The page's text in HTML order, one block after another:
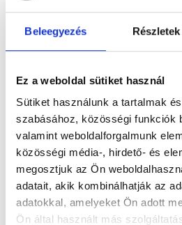
Beleegyezés Részletek
Ez a weboldal sütiket használ
Sütiket használunk a tartalmak
szabásához, közösségi funkciók
valamint weboldalforgalmunk
közösségi média-, hirdető- és
megosztjuk az Ön
adatait, akik kombinálhatják az
adatokkal, amelyeket Ön adott
Ön által használt más
Foglalj időpontot
Összes szakterület
Főoldal Orvosok
Tüdőgyógyász, Budapest, VI.
Dr. Lohinai Zoltán